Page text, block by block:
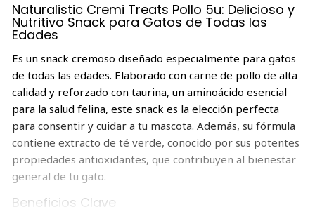
Naturalistic Cremi Treats Pollo 5u: Delicioso y
Nutritivo Snack para Gatos de Todas las
Edades
Es un snack cremoso diseñado especialmente para gatos
de todas las edades. Elaborado con carne de pollo de alta
calidad y reforzado con taurina, un aminoácido esencial
para la salud felina, este snack es la elección perfecta
para consentir y cuidar a tu mascota. Además, su fórmula
contiene extracto de té verde, conocido por sus potentes
propiedades antioxidantes, que contribuyen al bienestar
general de tu gato.
Beneficios Clave